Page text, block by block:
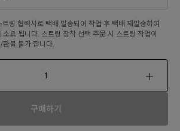
링 협력사로 택배 발송되어 작업 후 택배 재발송하여
소요 됩니다. 스트링 장착 선택 주문 시 스트링 작업이
불 불가 합니다.
구매하기